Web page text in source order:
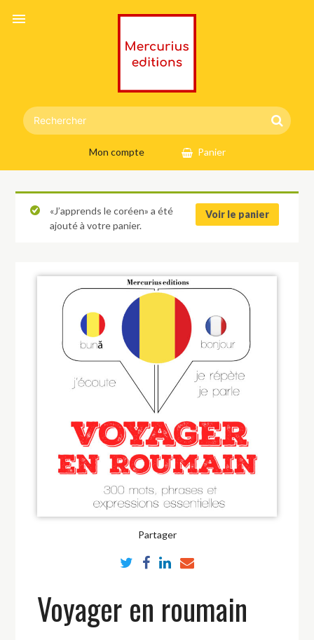
menu
Mon compte Panier
Voir le panier
«J’apprends le coréen» a été
ajouté à votre panier.
Partager
Voyager en roumain